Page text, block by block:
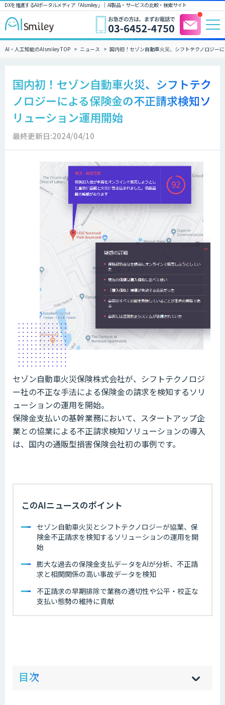
DXを推進するAIポータルメディア「AIsmiley」｜ AI製品・サービスの比較・検索サイト
AI・人工知能のAIsmiley TOP ニュース 国内初！セゾン自動車火災、シフトテクノロジー
国内初！セゾン自動車火災、シフトテク
ノロジーによる保険金の不正請求検知ソ
リューション運用開始
最終更新日:2024/04/10
セゾン自動車火災保険株式会社が、シフトテクノロジ
ー社の不正な手法による保険金の請求を検知するソリ
ューションの運用を開始。
保険金支払いの基幹業務において、スタートアップ企
業との協業による不正請求検知ソリューションの導入
は、国内の通販型損害保険会社初の事例です。
このAIニュースのポイント
セゾン自動車火災とシフトテクノロジーが協業、保
険金不正請求を検知するソリューションの運用を開
始
膨大な過去の保険金支払データをAIが分析、不正請
求と相関関係の高い事故データを検知
不正請求の早期排除で業務の適切性や公平・校正な
支払い態勢の維持に貢献
目次 hi
]
sh
]